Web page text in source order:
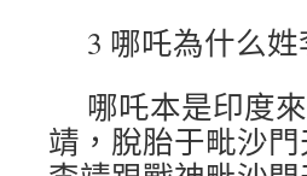
3 哪吒為什么姓
哪吒本是印度
靖，脫胎于毗沙